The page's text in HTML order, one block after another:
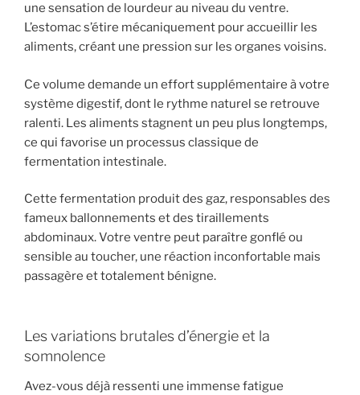
une sensation de lourdeur au niveau du ventre.
L’estomac s’étire mécaniquement pour accueillir les
aliments, créant une pression sur les organes voisins.
Ce volume demande un effort supplémentaire à votre
système digestif, dont le rythme naturel se retrouve
ralenti. Les aliments stagnent un peu plus longtemps,
ce qui favorise un processus classique de
fermentation intestinale.
Cette fermentation produit des gaz, responsables des
fameux ballonnements et des tiraillements
abdominaux. Votre ventre peut paraître gonflé ou
sensible au toucher, une réaction inconfortable mais
passagère et totalement bénigne.
Les variations brutales d’énergie et la
somnolence
Avez-vous déjà ressenti une immense fatigue